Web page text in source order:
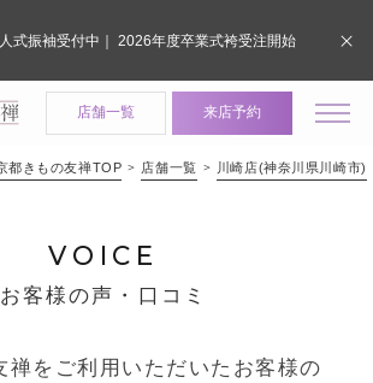
店舗一覧 来店予約
都きもの友禅TOP 店舗一覧 川崎店(神奈川県川崎市)
VOICE
お客様の声・口コミ
禅をご利用いただいたお客様の
式振袖受付中｜ 2026年度卒業式袴受注開始